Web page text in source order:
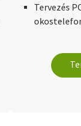
Tervezés